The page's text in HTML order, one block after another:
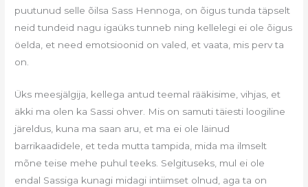
puutunud selle õilsa Sass Hennoga, on õigus tunda täpselt
neid tundeid nagu igaüks tunneb ning kellelegi ei ole õigus
öelda, et need emotsioonid on valed, et vaata, mis perv ta
on.
Üks meesjälgija, kellega antud teemal rääkisime, vihjas, et
äkki ma olen ka Sassi ohver. Mis on samuti täiesti loogiline
järeldus, kuna ma saan aru, et ma ei ole läinud
barrikaadidele, et teda mutta tampida, mida ma ilmselt
mõne teise mehe puhul teeks. Selgituseks, mul ei ole
endal Sassiga kunagi midagi intiimset olnud, aga ta on